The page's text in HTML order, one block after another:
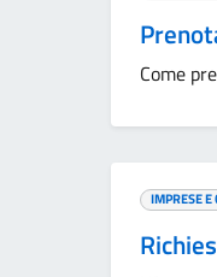
Come
IMPRESE E